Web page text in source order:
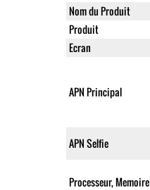
Nom du Produit
Produit
Ecran
APN Principal
APN Selfie
Processeur, Memoire